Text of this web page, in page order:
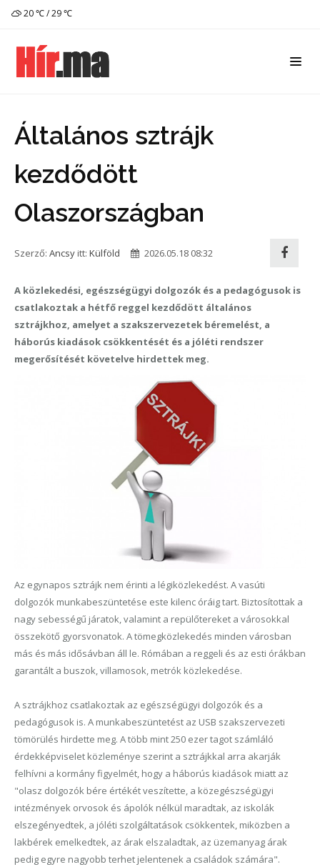
20 ℃ / 29 ℃
Általános sztrájk
kezdődött
Olaszországban
Szerző: Ancsy itt: Külföld 2026.05.18 08:32
A közlekedési, egészségügyi dolgozók és a pedagógusok is
csatlakoztak a hétfő reggel kezdődött általános
sztrájkhoz, amelyet a szakszervezetek béremelést, a
háborús kiadások csökkentését és a jóléti rendszer
megerősítését követelve hirdettek meg.
Az egynapos sztrájk nem érinti a légiközlekedést. A vasúti
dolgozók munkabeszüntetése este kilenc óráig tart. Biztosítottak a
nagy sebességű járatok, valamint a repülőtereket a városokkal
összekötő gyorsvonatok. A tömegközlekedés minden városban
más és más idősávban áll le. Rómában a reggeli és az esti órákban
garantált a buszok, villamosok, metrók közlekedése.
A sztrájkhoz csatlakoztak az egészségügyi dolgozók és a
pedagógusok is. A munkabeszüntetést az USB szakszervezeti
tömörülés hirdette meg. A több mint 250 ezer tagot számláló
érdekképviselet közleménye szerint a sztrájkkal arra akarják
felhívni a kormány figyelmét, hogy a háborús kiadások miatt az
"olasz dolgozók bére értékét veszítette, a közegészségügyi
intézmények orvosok és ápolók nélkül maradtak, az iskolák
elszegényedtek, a jóléti szolgáltatások csökkentek, miközben a
lakbérek emelkedtek, az árak elszaladtak, az üzemanyag árak
pedig egyre nagyobb terhet jelentenek a családok számára".